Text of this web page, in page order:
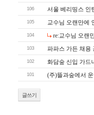
106 서울 베리띵스 인
105 교수님 오랜만에
104 re:교수님 오랜
103 파파스 가든 채용
102 화담숲 신입 가드
101 (주)뜰과숲에서
글쓰기